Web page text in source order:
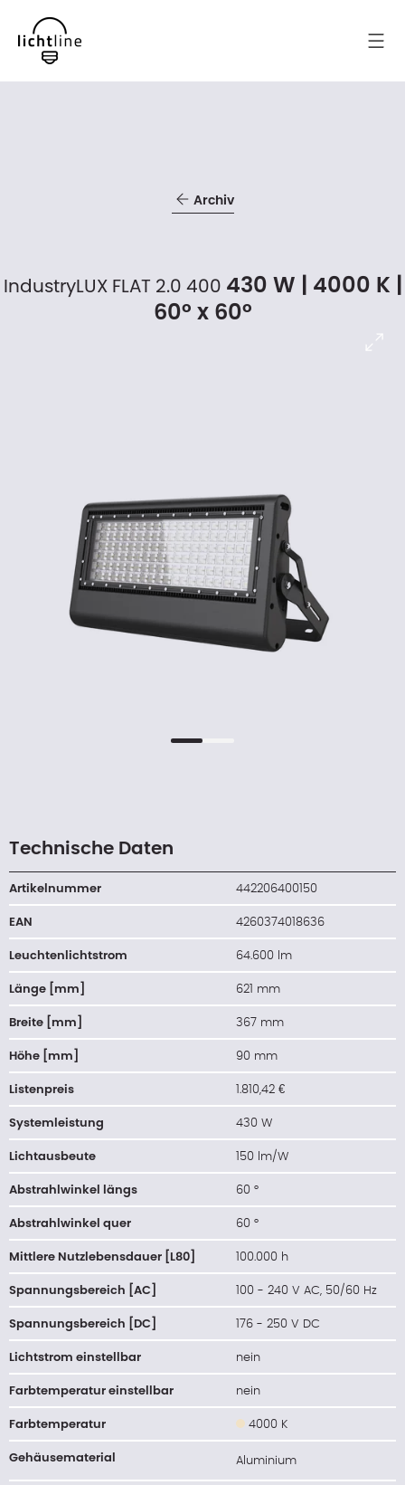
Archiv
IndustryLUX FLAT 2.0 400 430 W | 4000 K |
60° x 60°
Technische Daten
Artikelnummer 442206400150
EAN 4260374018636
Leuchtenlichtstrom 64.600 lm
Länge [mm] 621 mm
Breite [mm] 367 mm
Höhe [mm] 90 mm
Listenpreis 1.810,42 €
Systemleistung 430 W
Lichtausbeute 150 lm/W
Abstrahlwinkel längs 60 °
Abstrahlwinkel quer 60 °
Mittlere Nutzlebensdauer [L80] 100.000 h
Spannungsbereich [AC] 100 - 240 V AC, 50/60 Hz
Spannungsbereich [DC] 176 - 250 V DC
Lichtstrom einstellbar nein
Farbtemperatur einstellbar nein
Farbtemperatur 4000 K
Gehäusematerial Aluminium